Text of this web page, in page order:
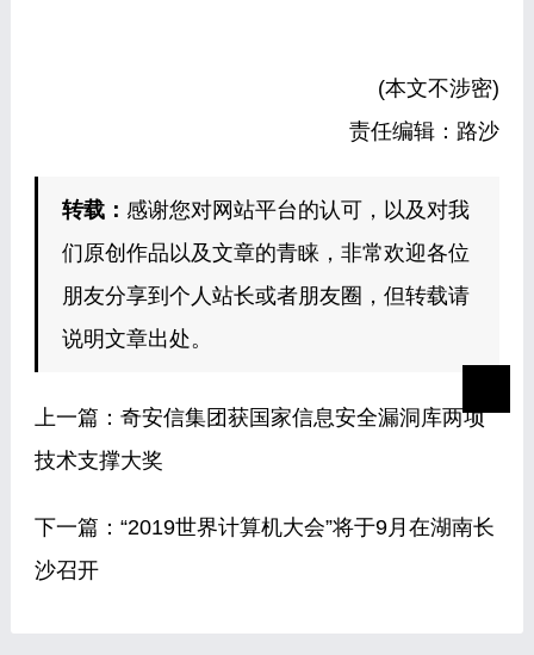
(本文不涉密)
责任编辑：路沙
转载： 感谢您对网站平台的认可，以及对我
们原创作品以及文章的青睐，非常欢迎各位
朋友分享到个人站长或者朋友圈，但转载请
说明文章出处。
上一篇： 奇安信集团获国家信息安全漏洞库两项
技术支撑大奖
下一篇： “2019世界计算机大会”将于9月在湖南长
沙召开